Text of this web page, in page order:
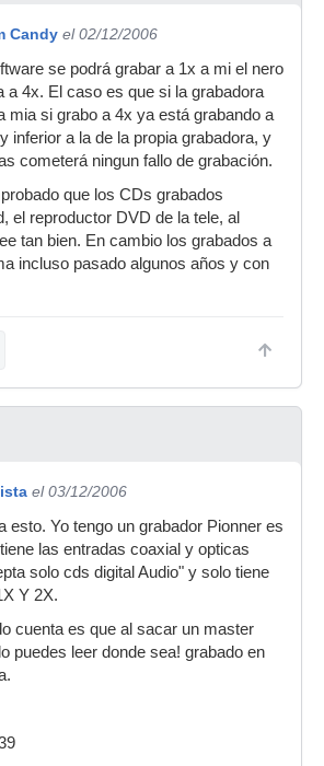
Candy el 02/12/2006
se podrá grabar a 1x a mi el nero
a 4x. El caso es que si la grabadora
mia si grabo a 4x ya está grabando a
inferior a la de la propia grabadora, y
cometerá ningun fallo de grabación.
que los CDs grabados
el reproductor DVD de la tele, al
tan bien. En cambio los grabados a
incluso pasado algunos años y con
el 03/12/2006
esto. Yo tengo un grabador Pionner es
las entradas coaxial y opticas
solo cds digital Audio" y solo tiene
Y 2X.
cuenta es que al sacar un master
puedes leer donde sea! grabado en